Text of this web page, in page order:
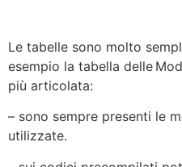
Le tabelle sono molto
esempio la tabella delle
più articolata:
– sono sempre presenti le
utilizzate.